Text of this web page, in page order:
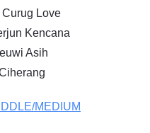
Love
Kencana
Asih
MEDIUM